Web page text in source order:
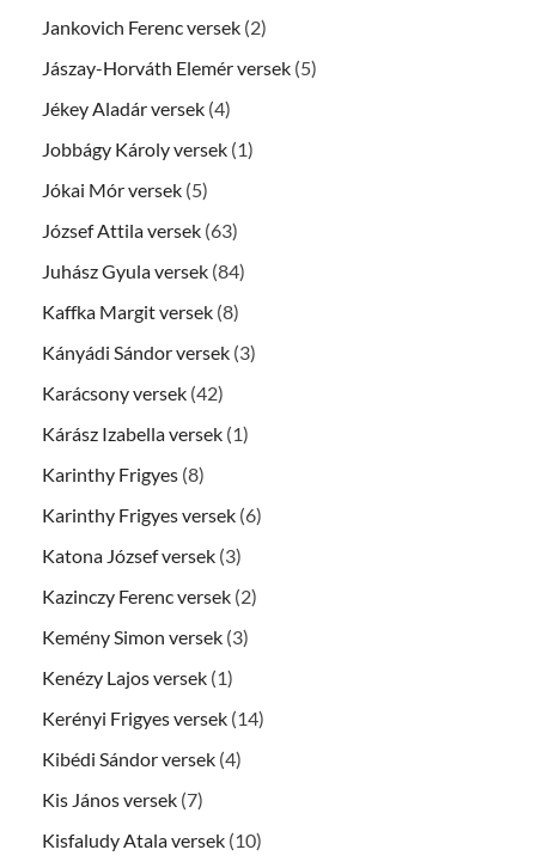
Jankovich Ferenc versek (2)
Jászay-Horváth Elemér versek (5)
Jékey Aladár versek (4)
Jobbágy Károly versek (1)
Jókai Mór versek (5)
József Attila versek (63)
Juhász Gyula versek (84)
Kaffka Margit versek (8)
Kányádi Sándor versek (3)
Karácsony versek (42)
Kárász Izabella versek (1)
Karinthy Frigyes (8)
Karinthy Frigyes versek (6)
Katona József versek (3)
Kazinczy Ferenc versek (2)
Kemény Simon versek (3)
Kenézy Lajos versek (1)
Kerényi Frigyes versek (14)
Kibédi Sándor versek (4)
Kis János versek (7)
Kisfaludy Atala versek (10)